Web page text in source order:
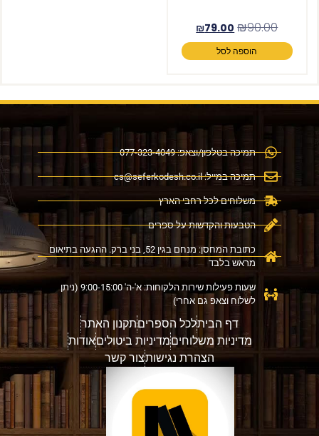
₪90.00
₪79.00
הוספה לסל
דף הביתלכל הספריםתקנון האתר
מדיניות משלוחיםמדיניות ביטוליםאודות
הצהרת נגישותצור קשר
תמיכה בטלפון/וצאפ: 077-323-4049
תמיכה במייל:cs@seferkodesh.co.il
משלוחים לכל רחבי הארץ
הטבעות והקדשות על ספרים
כתובת המחסן: מנחם בגין 52, בני ברק. ההגעה בתיאום
מראש בלבד
שעות פעילות שירות הלקוחות: א'-ה' 9:00-15:00 (ניתן
לשלוח וצאפ גם אחרי)